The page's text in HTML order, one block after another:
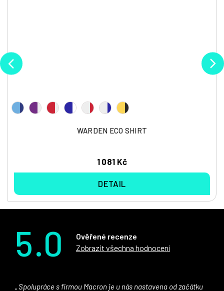
WARDEN ECO SHIRT
1 081 Kč
DETAIL
5.0
Ověřené recenze
Zobrazit všechna hodnocení